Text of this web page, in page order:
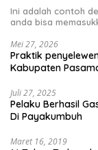
Ini adalah contoh
anda bisa
Mei 27, 2026
Praktik
Kabupaten
Juli 27, 2025
Pelaku Berhasil
Di Payakumbuh
Maret 16, 2019